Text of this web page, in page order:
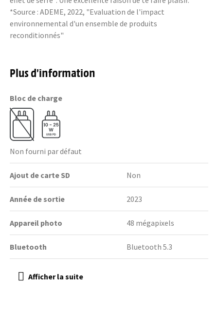
*Source : ADEME, 2022, "Evaluation de l'impact
environnemental d'un ensemble de produits
reconditionnés"
Plus d’information
Bloc de charge
Non fourni par défaut
Ajout de carte SD Non
Année de sortie 2023
Appareil photo 48 mégapixels
Bluetooth Bluetooth 5.3